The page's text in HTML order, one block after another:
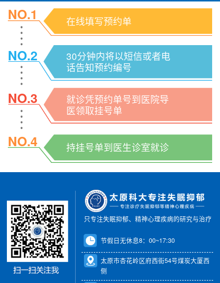
NO.1 在线填写预约单
NO.2
30分钟内将以短信或者电
话告知预约编号
NO.3
就诊凭预约单号到医院导
医领取挂号单
NO.4 持挂号单到医生诊室就诊
只专注失眠抑郁、精神心理疾病的研究与治疗
节假日无休息8：00~17:30
太原市杏花岭区府西街54号煤炭大厦西
侧